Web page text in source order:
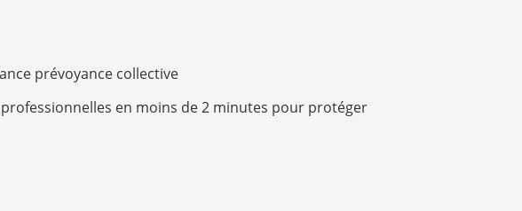
prévoyance collective
en moins de 2 minutes pour protéger